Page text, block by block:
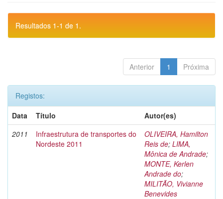
Resultados 1-1 de 1.
Anterior 1 Próxima
Registos:
Data
Título
Autor(es)
2011
Infraestrutura de transportes do
Nordeste 2011
OLIVEIRA, Hamilton
Reis de; LIMA,
Mônica de Andrade;
MONTE, Kerlen
Andrade do;
MILITÃO, Vivianne
Benevides